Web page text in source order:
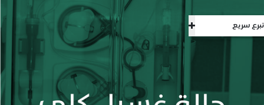
تبرع سريع